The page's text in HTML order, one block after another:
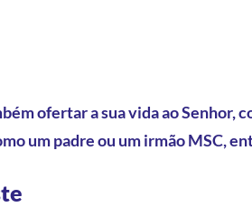
ofertar a sua vida ao Senhor,
um padre ou um irmão MSC,